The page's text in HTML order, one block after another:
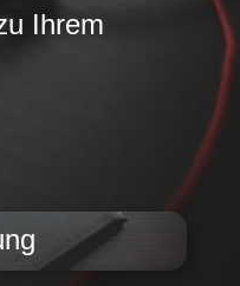
Ihrem